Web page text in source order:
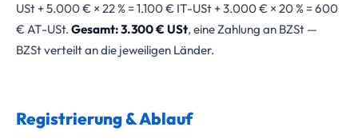
USt + 5.000 € × 22 % = 1.100 € IT-USt + 3.000 € × 20 % = 600
€ AT-USt. Gesamt: 3.300 € USt, eine Zahlung an BZSt —
BZSt verteilt an die jeweiligen Länder.
Registrierung & Ablauf